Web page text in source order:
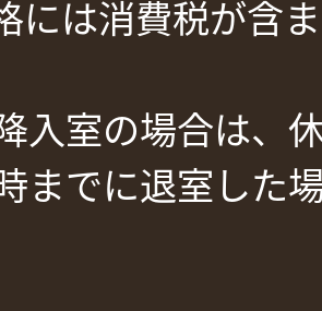
は消費税が含
入室の場合は、
までに退室した